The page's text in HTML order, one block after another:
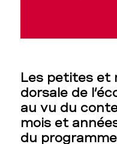
Les petites et
dorsale de
au vu du
mois et
du